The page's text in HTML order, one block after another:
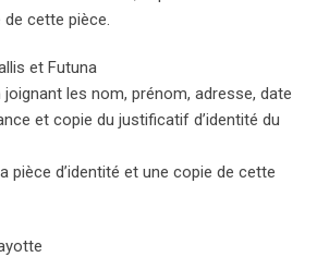
cette pièce.
et Futuna
joignant les nom, prénom, adresse, date
et copie du justificatif d’identité du
pièce d’identité et une copie de cette